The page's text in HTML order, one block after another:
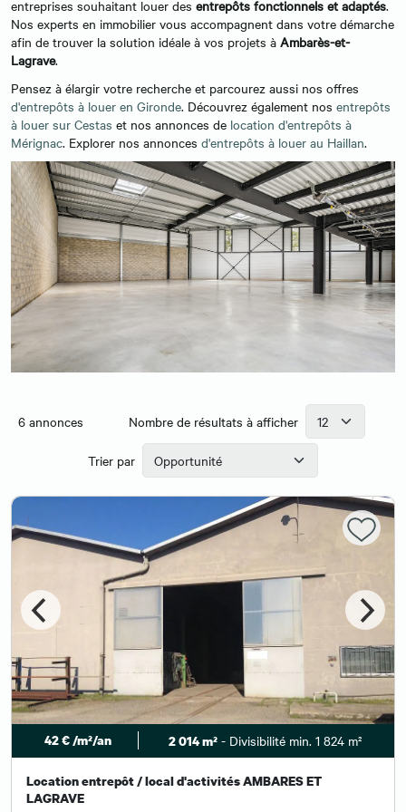
entreprises souhaitant louer des entrepôts fonctionnels et adaptés.
Nos experts en immobilier vous accompagnent dans votre démarche
afin de trouver la solution idéale à vos projets à Ambarès-et-
Lagrave.
Pensez à élargir votre recherche et parcourez aussi nos offres
d'entrepôts à louer en Gironde. Découvrez également nos entrepôts
à louer sur Cestas et nos annonces de location d'entrepôts à
Mérignac. Explorer nos annonces d'entrepôts à louer au Haillan.
6 annonces Nombre de résultats à afficher
Trier par
42 € /m²/an 2 014 m²- Divisibilité min. 1 824 m²
Location entrepôt / local d'activités AMBARES ET
LAGRAVE